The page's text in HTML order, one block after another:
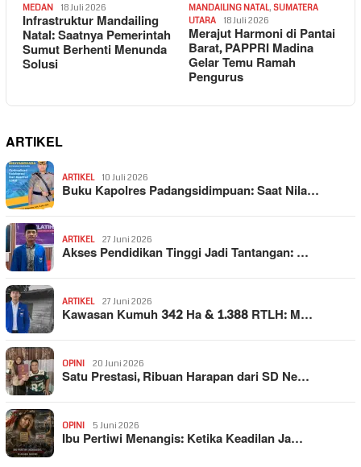
MEDAN 18 Juli 2026
Infrastruktur Mandailing
Natal: Saatnya Pemerintah
Sumut Berhenti Menunda
Solusi
MANDAILING NATAL, SUMATERA
UTARA
18 Juli 2026
Merajut Harmoni di Pantai
Barat, PAPPRI Madina
Gelar Temu Ramah
Pengurus
ARTIKEL
ARTIKEL 10 Juli 2026
Buku Kapolres Padangsidimpuan: Saat Nila…
ARTIKEL 27 Juni 2026
Akses Pendidikan Tinggi Jadi Tantangan: …
ARTIKEL 27 Juni 2026
Kawasan Kumuh 342 Ha & 1.388 RTLH: M…
OPINI 20 Juni 2026
Satu Prestasi, Ribuan Harapan dari SD Ne…
OPINI 5 Juni 2026
Ibu Pertiwi Menangis: Ketika Keadilan Ja…